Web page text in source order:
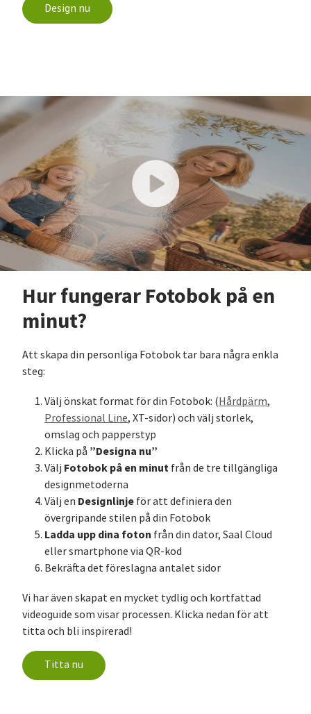
Design nu
Hur fungerar Fotobok på en
minut?
Att skapa din personliga Fotobok tar bara några enkla
steg:
Välj önskat format för din Fotobok: (Hårdpärm,
Professional Line, XT-sidor) och välj storlek,
omslag och papperstyp
Klicka på ”Designa nu”
Välj Fotobok på en minut från de tre tillgängliga
designmetoderna
Välj en Designlinje för att definiera den
övergripande stilen på din Fotobok
Ladda upp dina foton från din dator, Saal Cloud
eller smartphone via QR-kod
Bekräfta det föreslagna antalet sidor
Vi har även skapat en mycket tydlig och kortfattad
videoguide som visar processen. Klicka nedan för att
titta och bli inspirerad!
Titta nu